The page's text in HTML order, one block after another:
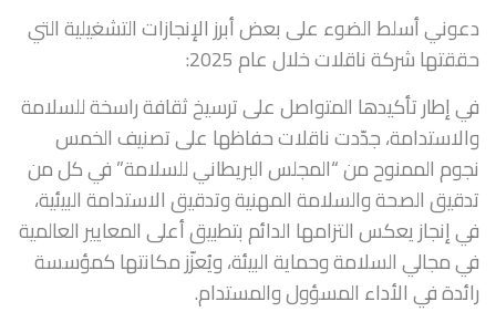
دعوني أسلط الضوء على بعض أبرز الإنجازات التشغيلية التي
حققتها شركة ناقلات خلال عام 2025:
في إطار تأكيدها المتواصل على ترسيخ ثقافة راسخة للسلامة
والاستدامة، جدّدت ناقلات حفاظها على تصنيف الخمس
نجوم الممنوح من “المجلس البريطاني للسلامة” في كل من
تدقيق الصحة والسلامة المهنية وتدقيق الاستدامة البيئية،
في إنجاز يعكس التزامها الدائم بتطبيق أعلى المعايير العالمية
في مجالي السلامة وحماية البيئة، ويُعزّز مكانتها كمؤسسة
رائدة في الأداء المسؤول والمستدام.